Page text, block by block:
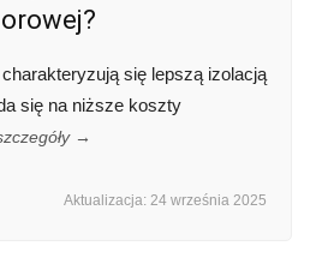
się lepszą izolacją
się na niższe koszty
→
Aktualizacja: 24 września 2025